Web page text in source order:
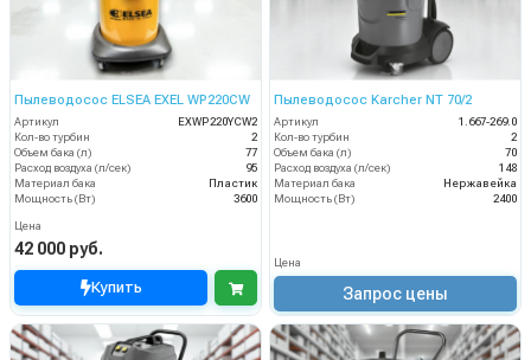
Пылеводосос ELSEA EXEL WP220CW
Артикул
EXWP220YCW2
Кол-во турбин
2
Объем бака (л)
77
Расход воздуха (л/сек)
95
Материал бака
Пластик
Мощность (Вт)
3600
Цена
42 000 руб.
Купить
Пылеводосос Karcher NT 70/2
Артикул
1.667-269.0
Кол-во турбин
2
Объем бака (л)
70
Расход воздуха (л/сек)
148
Материал бака
Нержавейка
Мощность (Вт)
2400
Цена
Запрос цены